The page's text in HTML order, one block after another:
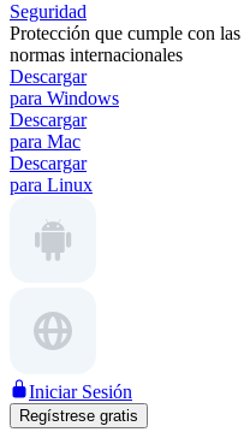
Seguridad
Protección que cumple con las
normas internacionales
Descargar
para Windows
Descargar
para Mac
Descargar
para Linux
Iniciar Sesión
Regístrese gratis